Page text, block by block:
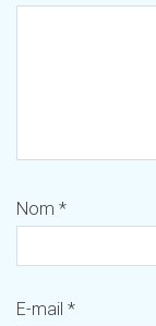
Nom *
E-mail *